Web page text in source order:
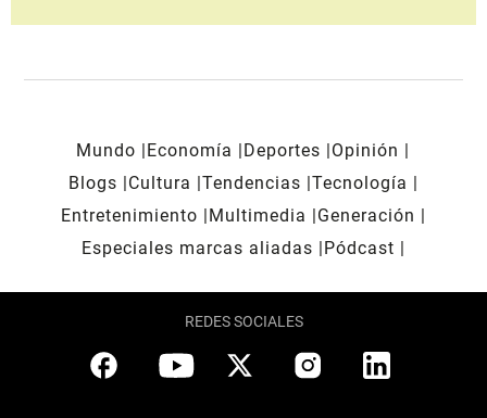
Mundo Economía Deportes
Opinión
Blogs
Cultura Tendencias Tecnología
Entretenimiento
Multimedia
Generación
Especiales marcas aliadas
Pódcast
REDES SOCIALES